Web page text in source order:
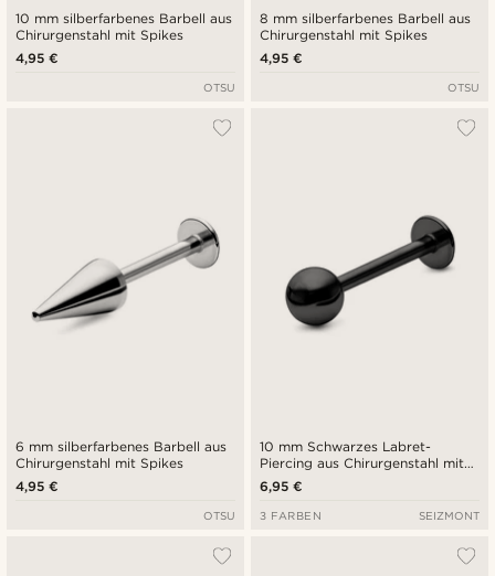
10 mm silberfarbenes Barbell aus
Chirurgenstahl mit Spikes
4,95 €
OTSU
8 mm silberfarbenes Barbell aus
Chirurgenstahl mit Spikes
4,95 €
OTSU
6 mm silberfarbenes Barbell aus
Chirurgenstahl mit Spikes
4,95 €
OTSU
10 mm Schwarzes Labret-
Piercing aus Chirurgenstahl mit
Kugelspitze
6,95 €
3 FARBEN SEIZMONT